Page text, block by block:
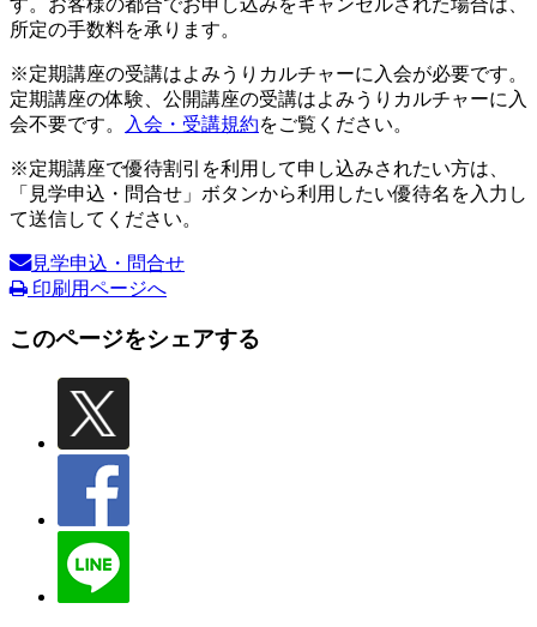
所定の手数料を承ります。
※定期講座の受講はよみうりカルチャーに入会が必要です。
定期講座の体験、公開講座の受講はよみうりカルチャーに入
会不要です。
入会・受講規約をご覧ください。
※定期講座で優待割引を利用して申し込みされたい方は、
「見学申込・問合せ」ボタンから利用したい優待名を入力し
て送信してください。
見学申込・問合せ
印刷用ページへ
このページをシェアする